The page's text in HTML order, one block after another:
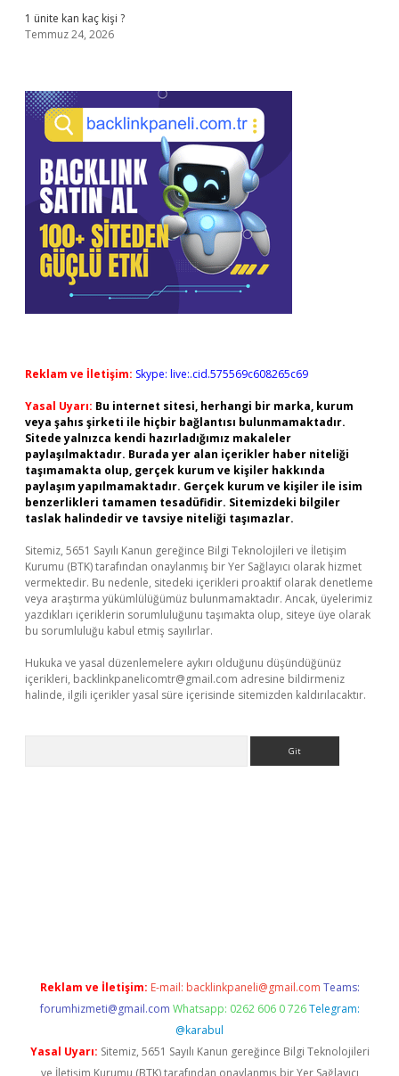
1 ünite kan kaç kişi ?
Temmuz 24, 2026
Reklam ve İletişim: Skype: live:.cid.575569c608265c69
Yasal Uyarı: Bu internet sitesi, herhangi bir marka, kurum
veya şahıs şirketi ile hiçbir bağlantısı bulunmamaktadır.
Sitede yalnızca kendi hazırladığımız makaleler
paylaşılmaktadır. Burada yer alan içerikler haber niteliği
taşımamakta olup, gerçek kurum ve kişiler hakkında
paylaşım yapılmamaktadır. Gerçek kurum ve kişiler ile isim
benzerlikleri tamamen tesadüfidir. Sitemizdeki bilgiler
taslak halindedir ve tavsiye niteliği taşımazlar.
Sitemiz, 5651 Sayılı Kanun gereğince Bilgi Teknolojileri ve İletişim
Kurumu (BTK) tarafından onaylanmış bir Yer Sağlayıcı olarak hizmet
vermektedir. Bu nedenle, sitedeki içerikleri proaktif olarak denetleme
veya araştırma yükümlülüğümüz bulunmamaktadır. Ancak, üyelerimiz
yazdıkları içeriklerin sorumluluğunu taşımakta olup, siteye üye olarak
bu sorumluluğu kabul etmiş sayılırlar.
Hukuka ve yasal düzenlemelere aykırı olduğunu düşündüğünüz
içerikleri, backlinkpanelicomtr@gmail.com adresine bildirmeniz
halinde, ilgili içerikler yasal süre içerisinde sitemizden kaldırılacaktır.
Reklam ve İletişim: E-mail: backlinkpaneli@gmail.com Teams:
forumhizmeti@gmail.com Whatsapp: 0262 606 0 726 Telegram:
@karabul
Yasal Uyarı: Sitemiz, 5651 Sayılı Kanun gereğince Bilgi Teknolojileri
ve İletişim Kurumu (BTK) tarafından onaylanmış bir Yer Sağlayıcı